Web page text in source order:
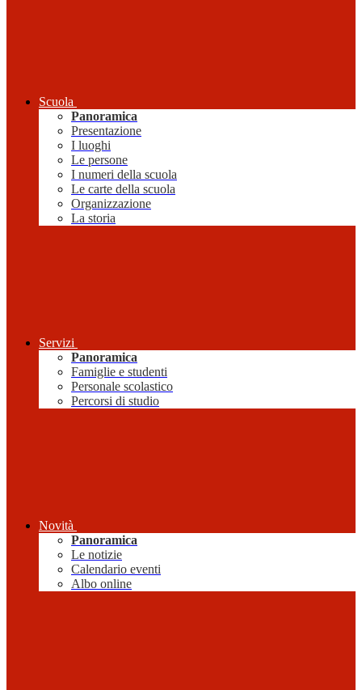
Scuola
Panoramica
Presentazione
I luoghi
Le persone
I numeri della scuola
Le carte della scuola
Organizzazione
La storia
Servizi
Panoramica
Famiglie e studenti
Personale scolastico
Percorsi di studio
Novità
Panoramica
Le notizie
Calendario eventi
Albo online